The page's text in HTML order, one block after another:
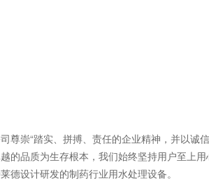
崇“踏实、拼搏、责任的企业精神，并以诚信
的品质为生存根本，我们始终坚持用户至上
设计研发的制药行业用水处理设备。